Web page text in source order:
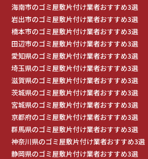
海南市のゴミ屋敷片付け業者おすすめ3選
岩出市のゴミ屋敷片付け業者おすすめ3選
橋本市のゴミ屋敷片付け業者おすすめ3選
田辺市のゴミ屋敷片付け業者おすすめ3選
愛知県のゴミ屋敷片付け業者おすすめ3選
埼玉県のゴミ屋敷片付け業者おすすめ3選
滋賀県のゴミ屋敷片付け業者おすすめ3選
茨城県のゴミ屋敷片付け業者おすすめ3選
宮城県のゴミ屋敷片付け業者おすすめ3選
京都府のゴミ屋敷片付け業者おすすめ3選
群馬県のゴミ屋敷片付け業者おすすめ3選
神奈川県のゴミ屋敷片付け業者おすすめ3選
静岡県のゴミ屋敷片付け業者おすすめ3選